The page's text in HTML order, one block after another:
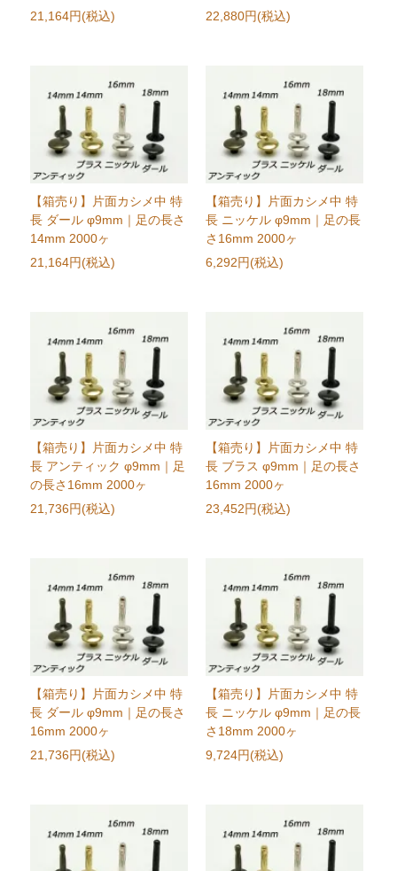
21,164円(税込) 22,880円(税込)
【箱売り】片面カシメ中 特
長 ダール φ9mm｜足の長さ
14mm 2000ヶ
21,164円(税込)
【箱売り】片面カシメ中 特
長 ニッケル φ9mm｜足の長
さ16mm 2000ヶ
6,292円(税込)
【箱売り】片面カシメ中 特
長 アンティック φ9mm｜足
の長さ16mm 2000ヶ
21,736円(税込)
【箱売り】片面カシメ中 特
長 ブラス φ9mm｜足の長さ
16mm 2000ヶ
23,452円(税込)
【箱売り】片面カシメ中 特
長 ダール φ9mm｜足の長さ
16mm 2000ヶ
21,736円(税込)
【箱売り】片面カシメ中 特
長 ニッケル φ9mm｜足の長
さ18mm 2000ヶ
9,724円(税込)